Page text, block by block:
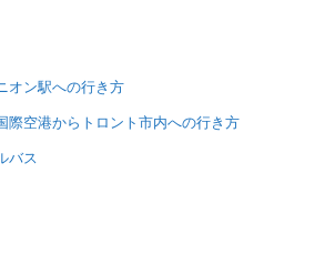
オン駅への行き方
際空港からトロント市内への行き方
バス